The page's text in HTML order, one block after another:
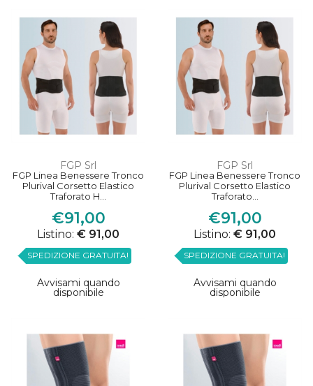
FGP Srl
FGP Linea Benessere Tronco
Plurival Corsetto Elastico
Traforato H...
€91,00
Listino: € 91,00
SPEDIZIONE GRATUITA!
Avvisami quando
disponibile
FGP Srl
FGP Linea Benessere Tronco
Plurival Corsetto Elastico
Traforato...
€91,00
Listino: € 91,00
SPEDIZIONE GRATUITA!
Avvisami quando
disponibile